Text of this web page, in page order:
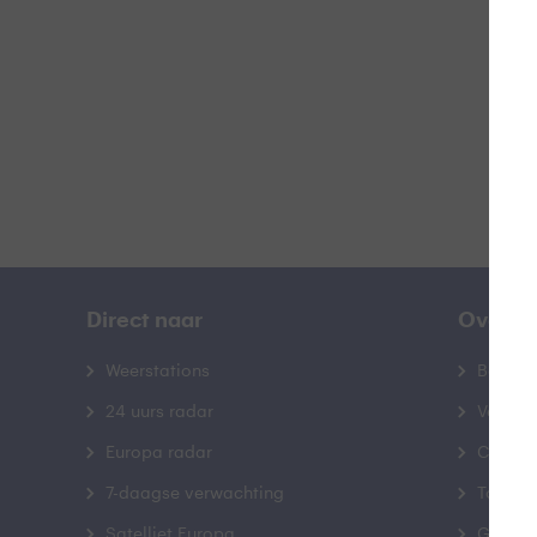
Direct naar
Weerstations
24 uurs radar
Europa radar
7-daagse verwachting
Over
Contact